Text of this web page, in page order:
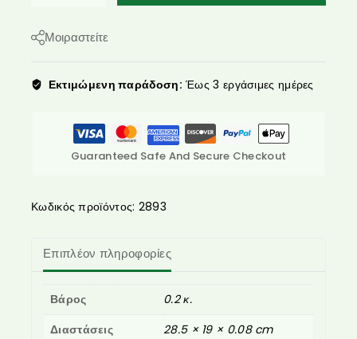
Μοιραστείτε
Εκτιμώμενη παράδοση: Έως 3 εργάσιμες ημέρες
Guaranteed Safe And Secure Checkout
Κωδικός προϊόντος: 2893
Επιπλέον πληροφορίες
Βάρος
0.2 κ.
Διαστάσεις
28.5 × 19 × 0.08 cm